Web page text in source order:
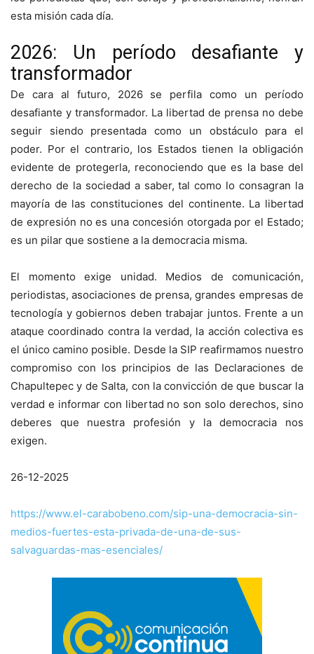
esta misión cada día.
2026: Un período desafiante y
transformador
De cara al futuro, 2026 se perfila como un período
desafiante y transformador. La libertad de prensa no debe
seguir siendo presentada como un obstáculo para el
poder. Por el contrario, los Estados tienen la obligación
evidente de protegerla, reconociendo que es la base del
derecho de la sociedad a saber, tal como lo consagran la
mayoría de las constituciones del continente. La libertad
de expresión no es una concesión otorgada por el Estado;
es un pilar que sostiene a la democracia misma.
El momento exige unidad. Medios de comunicación,
periodistas, asociaciones de prensa, grandes empresas de
tecnología y gobiernos deben trabajar juntos. Frente a un
ataque coordinado contra la verdad, la acción colectiva es
el único camino posible. Desde la SIP reafirmamos nuestro
compromiso con los principios de las Declaraciones de
Chapultepec y de Salta, con la convicción de que buscar la
verdad e informar con libertad no son solo derechos, sino
deberes que nuestra profesión y la democracia nos
exigen.
26-12-2025
https://www.el-carabobeno.com/sip-una-democracia-sin-
medios-fuertes-esta-privada-de-una-de-sus-
salvaguardas-mas-esenciales/